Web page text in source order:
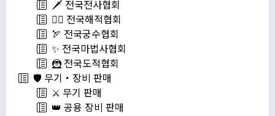
🗡️ 전국전사협회
🏴‍☠️ 전국해적협회
🏹 전국궁수협회
✨ 전국마법사협회
🦹 전국도적협회
🛡️ 무기・장비 판매
⚔️ 무기 판매
👑 공용 장비 판매